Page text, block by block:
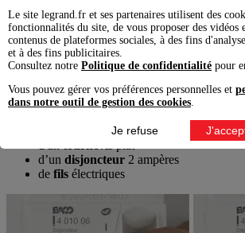
Matériel requis
Pour installer l’interrupteur horaire, munissez-
pince à dénuder
d’un disjoncteur 2 ampères
de fils électriques
Le site legrand.fr et ses partenaires utilisent des
fonctionnalités du site, de vous proposer des vidéos
contenus de plateformes sociales, à des fins
et à des fins publicitaires.
Consultez notre Politique de confidentialité pour
Vous pouvez gérer vos préférences personnelles et
dans notre outil de gestion des cookies
Je refuse